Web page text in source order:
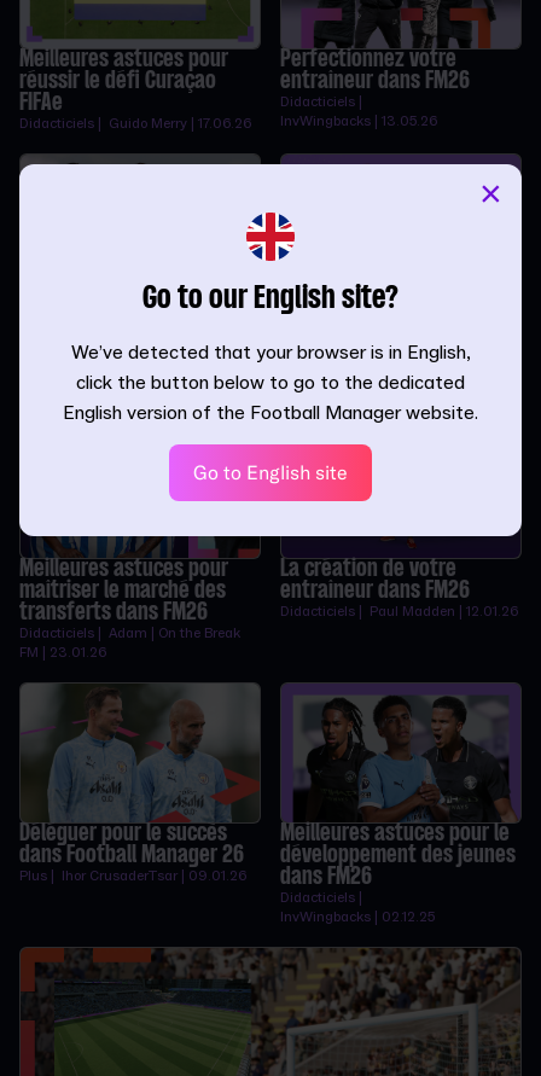
Meilleures astuces pour
réussir le défi Curaçao
FIFAe
Didacticiels | Guido Merry | 17.06.26
Perfectionnez votre
entraîneur dans FM26
Didacticiels |
InvWingbacks | 13.05.26
Maîtrisez la course de fin
Didacticiels | Paul
10 astuces pour réussir la
la mi-saison dans FM26
Madden | 19.03.26
Meilleures astuces pour
maîtriser le marché des
transferts dans FM26
Didacticiels | Adam | On the Break
FM | 23.01.26
La création de votre
entraîneur dans FM26
Didacticiels | Paul Madden | 12.01.26
Déléguer pour le succès
dans Football Manager 26
Plus | Ihor CrusaderTsar | 09.01.26
Meilleures astuces pour le
développement des jeunes
dans FM26
Didacticiels |
InvWingbacks | 02.12.25
Go to our English site?
We’ve detected that your browser is in English,
click the button below to go to the dedicated
English version of the Football Manager website.
Go to English site
×